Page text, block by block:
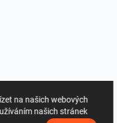
na našich webových
našich stránek